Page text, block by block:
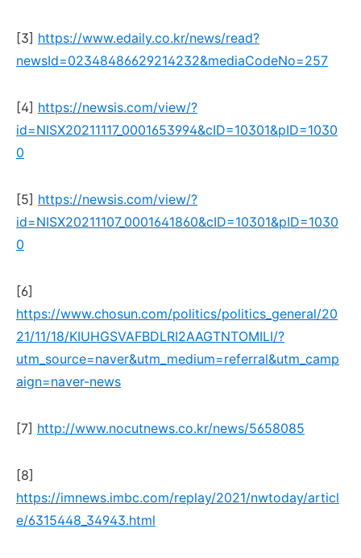
[3] https://www.edaily.co.kr/news/read?
newsId=02348486629214232&mediaCodeNo=257
[4] https://newsis.com/view/?
id=NISX20211117_0001653994&cID=10301&pID=1030
0
[5] https://newsis.com/view/?
id=NISX20211107_0001641860&cID=10301&pID=1030
0
[6]
https://www.chosun.com/politics/politics_general/20
21/11/18/KIUHGSVAFBDLRI2AAGTNTOMILI/?
utm_source=naver&utm_medium=referral&utm_camp
aign=naver-news
[7] http://www.nocutnews.co.kr/news/5658085
[8]
https://imnews.imbc.com/replay/2021/nwtoday/articl
e/6315448_34943.html